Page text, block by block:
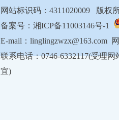
网站标识码：4311020009 版权
备案号：湘ICP备11003146号-1
E-mail：linglingzwzx@163.com
联系电话：0746-6332117(受理
宜)